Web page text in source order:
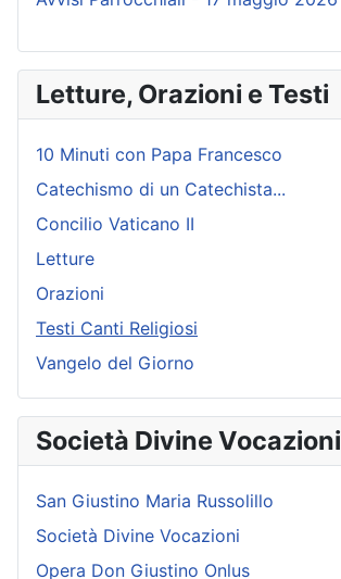
Letture, Orazioni e Testi
10 Minuti con Papa Francesco
Catechismo di un Catechista...
Concilio Vaticano II
Letture
Orazioni
Testi Canti Religiosi
Vangelo del Giorno
Società Divine Vocazioni
San Giustino Maria Russolillo
Società Divine Vocazioni
Opera Don Giustino Onlus